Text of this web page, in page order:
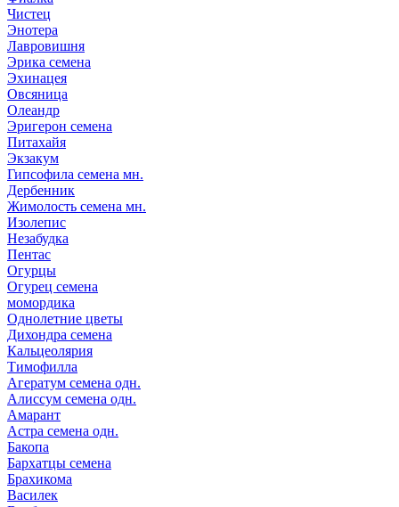
Чистец
Энотера
Лавровишня
Эрика семена
Эхинацея
Овсяница
Олеандр
Эригерон семена
Питахайя
Экзакум
Гипсофила семена мн.
Дербенник
Жимолость семена мн.
Изолепис
Незабудка
Пентас
Огурцы
Огурец семена
момордика
Однолетние цветы
Дихондра семена
Кальцеолярия
Тимофилла
Агератум семена одн.
Алиссум семена одн.
Амарант
Астра семена одн.
Бакопа
Бархатцы семена
Брахикома
Василек